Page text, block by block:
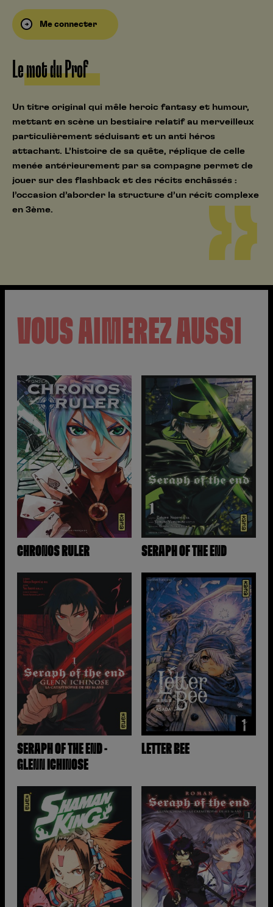
Me connecter
Le mot du Prof
Un titre original qui mêle heroic fantasy et humour,
mettant en scène un bestiaire relatif au merveilleux
particulièrement séduisant et un anti héros
attachant. L’histoire de sa quête, réplique de celle
menée antérieurement par sa compagne permet de
jouer sur des flashback et des récits enchâssés :
l’occasion d’aborder la structure d’un récit complexe
en 3ème.
VOUS AIMEREZ AUSSI
CHRONOS RULER SERAPH OF THE END
SERAPH OF THE END -
GLENN ICHINOSE
LETTER BEE